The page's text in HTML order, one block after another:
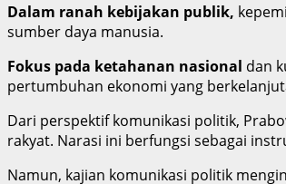
Dalam ranah kebijakan publik,
sumber daya manusia.
Fokus pada ketahanan nasional dan
pertumbuhan ekonomi yang
Dari perspektif komunikasi politik,
rakyat. Narasi ini berfungsi sebagai
Namun, kajian komunikasi politik